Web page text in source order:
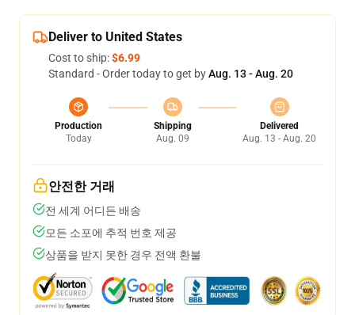
Deliver to United States
Cost to ship:$6.99
Standard - Order today to get byAug. 13 - Aug. 20
Production
Today
Shipping
Aug. 09
Delivered
Aug. 13 - Aug. 20
안전한 거래
전 세계 어디든 배송
모든 소포에 추적 번호 제공
상품을 받지 못한 경우 전액 환불